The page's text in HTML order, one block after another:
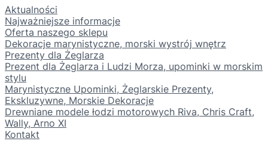
u
k
a
j
Aktualności
Najważniejsze informacje
Oferta naszego sklepu
Dekoracje marynistyczne, morski wystrój wnętrz
Prezenty dla Żeglarza
Prezent dla Żeglarza i Ludzi Morza, upominki w morskim
stylu
Marynistyczne Upominki, Żeglarskie Prezenty,
Ekskluzywne, Morskie Dekoracje
Drewniane modele łodzi motorowych Riva, Chris Craft,
Wally, Arno XI
Kontakt